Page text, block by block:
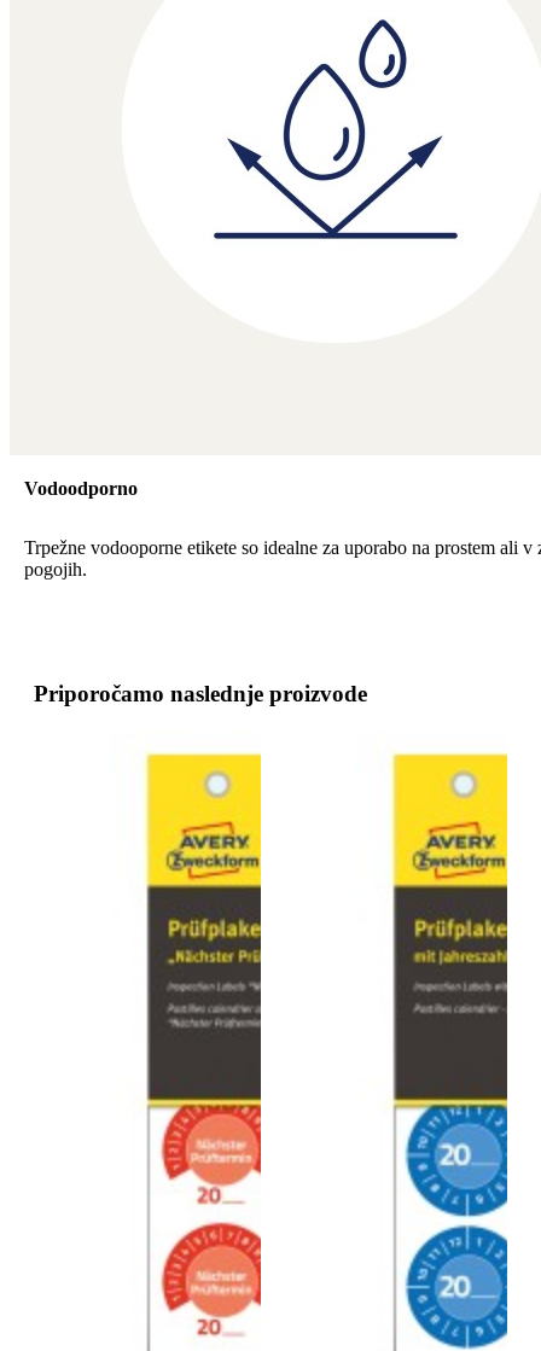
Vodoodporno
Trpežne vodooporne etikete so idealne za uporabo na prostem ali v
pogojih.
Priporočamo naslednje proizvode